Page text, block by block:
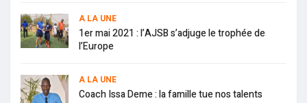
A LA UNE
1er mai 2021 : l’AJSB s’adjuge le trophée de
l’Europe
A LA UNE
Coach Issa Deme : la famille tue nos talents